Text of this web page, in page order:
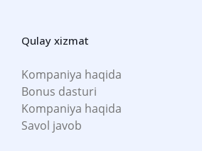
Qulay xizmat
Kompaniya haqida
Bonus dasturi
Kompaniya haqida
Savol javob